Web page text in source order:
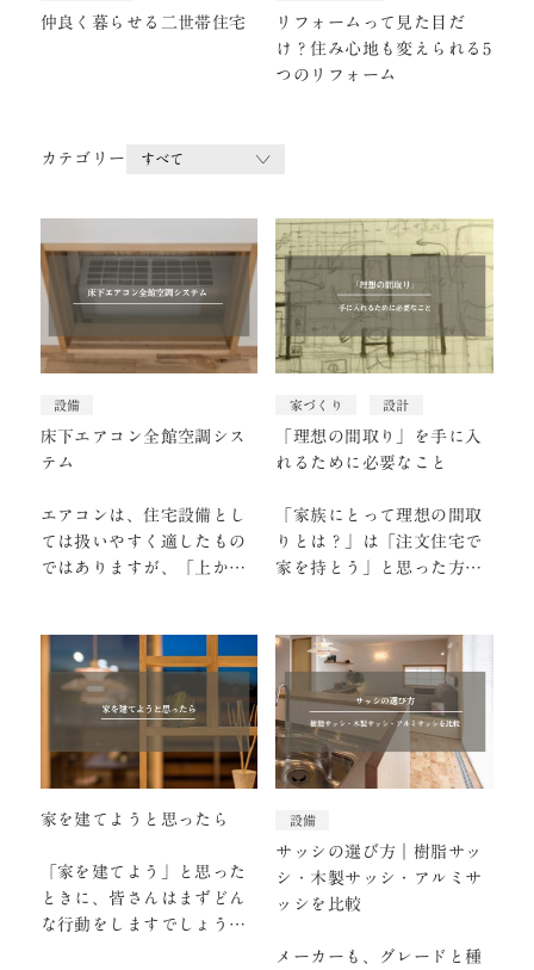
仲良く暮らせる二世帯住宅
リフォームって見た目だ
け？住み心地も変えられる5
つのリフォーム
カテゴリー
設備
床下エアコン全館空調シス
テム
エアコンは、住宅設備とし
ては扱いやすく適したもの
ではありますが、「上から
じ…
家づくり 設計
「理想の間取り」を手に入
れるために必要なこと
「家族にとって理想の間取
りとは？」は「注文住宅で
家を持とう」と思った方は
家を建てようと思ったら
「家を建てよう」と思った
ときに、皆さんはまずどん
な行動をしますでしょう
設備
サッシの選び方｜樹脂サッ
シ・木製サッシ・アルミサ
ッシを比較
メーカーも、グレードと種